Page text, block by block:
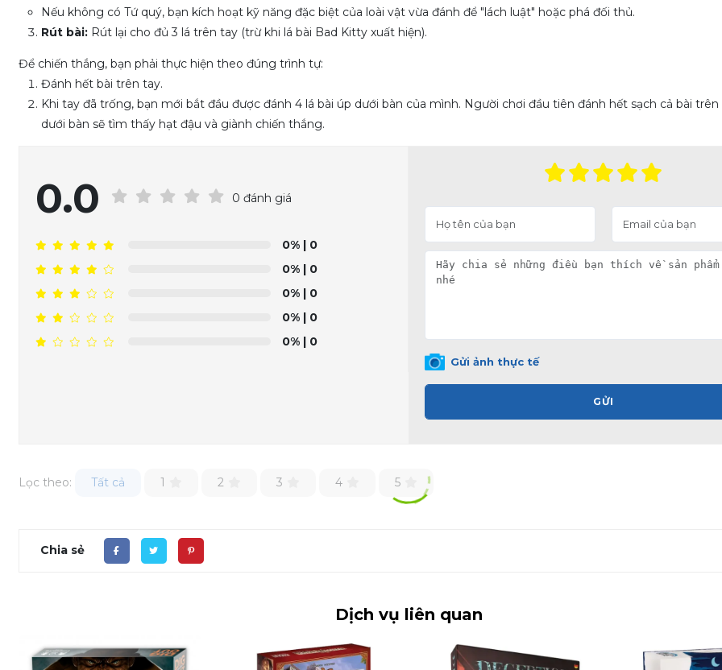
Nếu không có Tứ quý, bạn kích hoạt kỹ năng đặc biệt của loài vật vừa đánh để "lách luật" hoặc phá đối thủ.
Rút bài:Rút lại cho đủ 3 lá trên tay (trừ khi lá bài Bad Kitty xuất hiện).
Để chiến thắng, bạn phải thực hiện theo đúng trình tự:
Đánh hết bài trên tay.
Khi tay đã trống, bạn mới bắt đầu được đánh 4 lá bài úp dưới bàn của mình. Người chơi đầu tiên đánh hết sạch cả bài trên
dưới bàn sẽ tìm thấy hạt đậu và giành chiến thắng.
0.0 0 đánh giá
0%| 0
0%| 0
0%| 0
0%| 0
0%| 0
Gửi ảnh thực tế
GỬI
Lọc theo: Tất cả 1 2 3 4 5
Chia sẻ
Dịch vụ liên quan